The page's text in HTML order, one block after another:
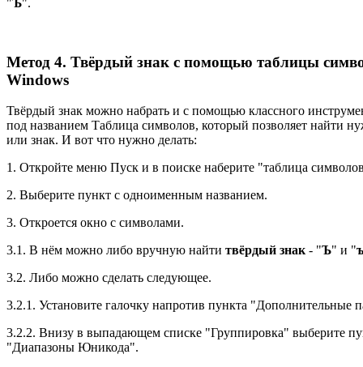
"Ъ".
Метод 4. Твёрдый знак с помощью таблицы
Windows
Твёрдый знак можно набрать и с помощью классного
под названием Таблица символов, который позволяет найти
или знак. И вот что нужно делать:
1. Откройте меню Пуск и в поиске наберите "таблица
2. Выберите пункт с одноименным названием.
3. Откроется окно с символами.
3.1. В нём можно либо вручную найти твёрдый знак- "Ъ" и "ъ
3.2. Либо можно сделать следующее.
3.2.1. Установите галочку напротив пункта "Дополнительные
3.2.2. Внизу в выпадающем списке "Группировка" выберите
"Диапазоны Юникода".